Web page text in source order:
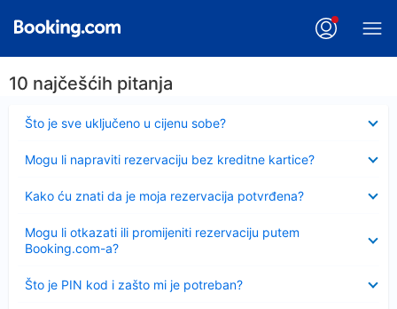
10 najčešćih pitanja
Što je sve uključeno u cijenu sobe?
Sažeto
Mogu li napraviti rezervaciju bez kreditne kartice?
Kako ću znati da je moja rezervacija potvrđena?
Mogu li otkazati ili promijeniti rezervaciju putem
Booking.com-a?
Što je PIN kod i zašto mi je potreban?
Sažeto